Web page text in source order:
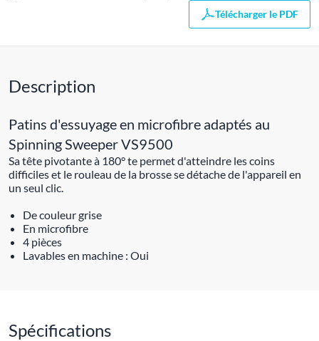
Télécharger le PDF
Description
Patins d'essuyage en microfibre adaptés au
Spinning Sweeper VS9500
Sa tête pivotante à 180° te permet d'atteindre les coins
difficiles et le rouleau de la brosse se détache de l'appareil en
un seul clic.
De couleur grise
En microfibre
4 pièces
Lavables en machine : Oui
Spécifications